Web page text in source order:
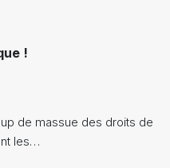
!
de massue des droits de
les…